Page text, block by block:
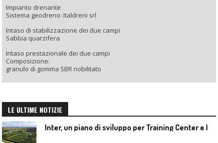
Impianto drenante
Sistema geodreno: Italdreni srl
Intaso di stabilizzazione dei due campi
Sabbia quarzifera
Intaso prestazionale dei due campi
Composizione:
granulo di gomma SBR nobilitato
LE ULTIME NOTIZIE